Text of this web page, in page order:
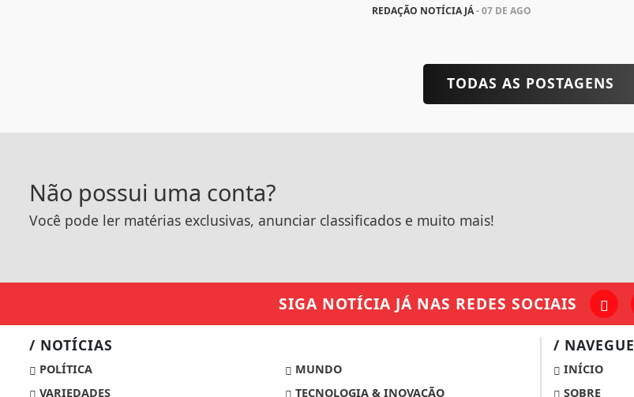
REDAÇÃO NOTÍCIA JÁ- 07 DE AGO
TODAS AS POSTAGENS
Não possui uma conta?
Você pode ler matérias exclusivas, anunciar classificados e muito mais!
SIGA NOTÍCIA JÁ NAS REDES SOCIAIS
/ NOTÍCIAS
POLÍTICA
MUNDO
VARIEDADES
TECNOLOGIA & INOVAÇÃO
/ NAVEGUE
INÍCIO
SOBRE